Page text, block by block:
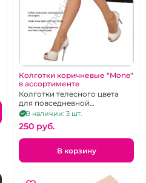
Колготки коричневые "Mone"
в ассортименте
Колготки телесного цвета
для повседневной
носки.Размер-2
В наличии: 3 шт.
250 pуб.
В корзину